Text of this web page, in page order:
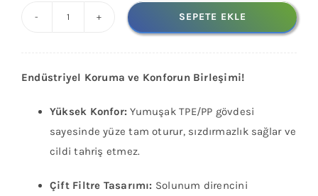
Yarım
Yüz
Solunum
Maskesi
Gövde)
SEPETE EKLE
Endüstriyel Koruma ve Konforun Birleşimi!
Yüksek Konfor: Yumuşak TPE/PP gövdesi
sayesinde yüze tam oturur, sızdırmazlık sağlar ve
cildi tahriş etmez.
Çift Filtre Tasarımı: Solunum direncini